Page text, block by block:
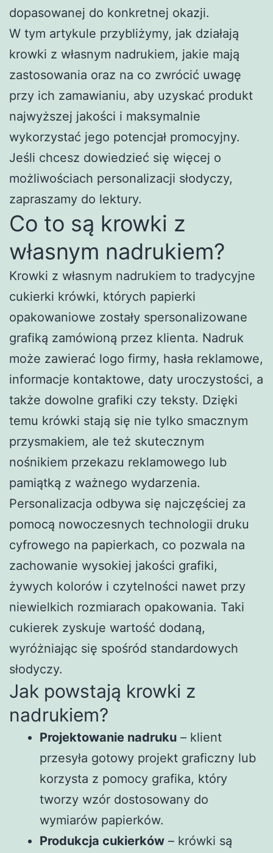
dopasowanej do konkretnej okazji.
W tym artykule przybliżymy, jak działają
krowki z własnym nadrukiem, jakie mają
zastosowania oraz na co zwrócić uwagę
przy ich zamawianiu, aby uzyskać produkt
najwyższej jakości i maksymalnie
wykorzystać jego potencjał promocyjny.
Jeśli chcesz dowiedzieć się więcej o
możliwościach personalizacji słodyczy,
zapraszamy do lektury.
Co to są krowki z
własnym nadrukiem?
Krowki z własnym nadrukiem to tradycyjne
cukierki krówki, których papierki
opakowaniowe zostały spersonalizowane
grafiką zamówioną przez klienta. Nadruk
może zawierać logo firmy, hasła reklamowe,
informacje kontaktowe, daty uroczystości, a
także dowolne grafiki czy teksty. Dzięki
temu krówki stają się nie tylko smacznym
przysmakiem, ale też skutecznym
nośnikiem przekazu reklamowego lub
pamiątką z ważnego wydarzenia.
Personalizacja odbywa się najczęściej za
pomocą nowoczesnych technologii druku
cyfrowego na papierkach, co pozwala na
zachowanie wysokiej jakości grafiki,
żywych kolorów i czytelności nawet przy
niewielkich rozmiarach opakowania. Taki
cukierek zyskuje wartość dodaną,
wyróżniając się spośród standardowych
słodyczy.
Jak powstają krowki z
nadrukiem?
Projektowanie nadruku – klient
przesyła gotowy projekt graficzny lub
korzysta z pomocy grafika, który
tworzy wzór dostosowany do
wymiarów papierków.
Produkcja cukierków – krówki są